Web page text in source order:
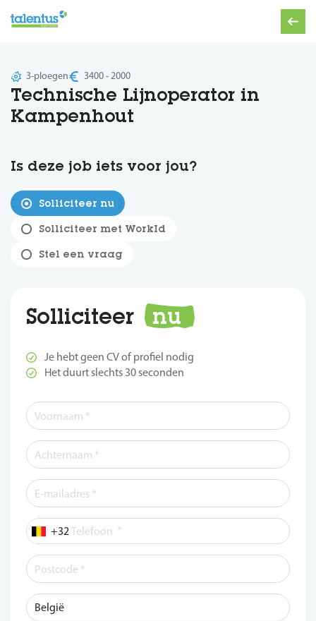
Technische Lijnoperator in
Kampenhout
3-ploegen 3400 - 2000
Is deze job iets voor jou?
Solliciteer nu
Solliciteer met WorkId
Stel een vraag
Solliciteer nu
Je hebt geen CV of profiel nodig
Het duurt slechts 30 seconden
Telefoon *